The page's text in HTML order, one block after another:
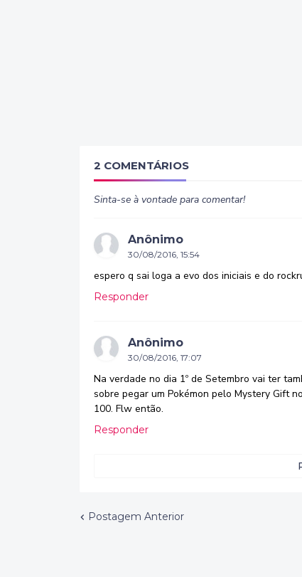
2 COMENTÁRIOS
Sinta-se à vontade para comentar!
Anônimo
30/08/2016, 15:54
espero q sai loga a evo dos iniciais e do
Responder
Anônimo
30/08/2016, 17:07
Na verdade no dia 1º de Setembro vai ter
sobre pegar um Pokémon pelo Mystery Gift
100. Flw então.
Responder
Postagem Anterior